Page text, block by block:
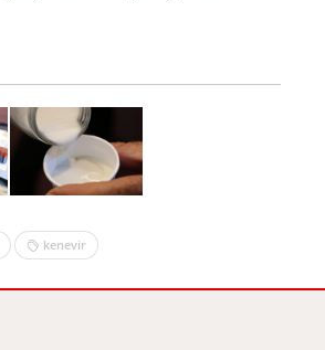
kenevir